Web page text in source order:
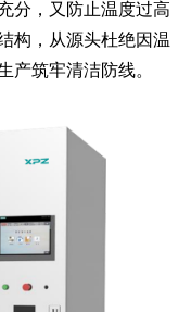
分，又防止温度过高
构，从源头杜绝因温
产筑牢清洁防线。